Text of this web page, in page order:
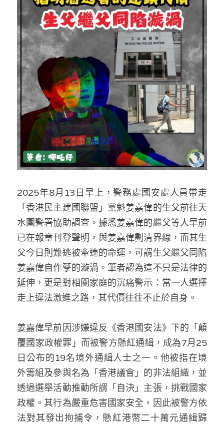
宏福火災正視聽
記錄．宏福苑火災
國際
娛樂
反華推手你要知
反華推手懶人包
民主派騙案十式
反華推手起底
美西霸凌內幕
美西極權主義
真相直擊
極端暴恐實錄
KOL 專欄
林淑芳專欄
屈穎妍專欄
朱庭萱專欄
莫綺琪專欄
黃萬成專欄
招國偉專欄
高松傑專欄
林伯強專欄
馮煒光專欄
KOL 精選
大衛sir專欄
曾子晴 - 晴深直說
龔靜儀大律師專欄
陳貴春大律師專欄
絕密法庭檔案
醫院口岸爆炸案
屠龍小隊案
黎智英案審訊
支聯會案
35+顛覆案
生活
吃喝玩指南
休閒好介紹
親子
花生仔漫畫週記
關於我們
人才招聘
投稿熱線
商戶合作
支持讚助
條款及細則
關於我們
搜索
繁體中文
繁體中文
English
2025年8月13日早上，警務處國安處人員帶走
「香港民主建國聯盟」黨魁姜嘉偉的生父前往天
水圍警署協助調查。據悉姜嘉偉的繼父等人早前
已在報章刊登聲明，與姜嘉偉劃清界線，而其生
父今日則難逃被牽連的命運，可謂生父繼父同陷
姜嘉偉自作孽的漩渦。筆者認為這不只是法律的
延伸，更是對相關家庭的沉痛警示：當一人選擇
走上違法激進之路，其代價往往不止於自身。
姜嘉偉早前因涉嫌違反《香港國安法》下的「顛
覆國家政權罪」而被警方懸紅通緝，成為7月25
日公布的19名境外通緝人士之一。他被指在境
外籌組及參與名為「香港議會」的非法組織，並
透過選舉活動推動所謂「自決」主張，挑戰國家
政權。其行為嚴重危害國家安全，因此被警方依
法對其發出拘捕令，懸紅港幣二十萬元通緝歸